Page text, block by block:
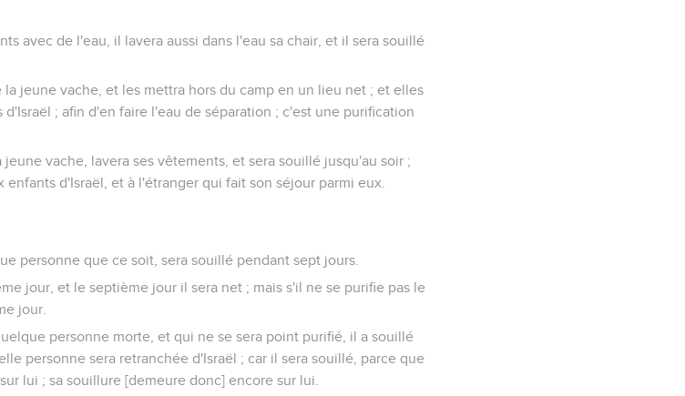
avec de l'eau, il lavera aussi dans l'eau sa chair, et il sera souillé
la jeune vache, et les mettra hors du camp en un lieu net ; et elles
; afin d'en faire l'eau de séparation ; c'est une purification
vache, lavera ses vêtements, et sera souillé jusqu'au soir ;
d'Israël, et à l'étranger qui fait son séjour parmi eux.
personne que ce soit, sera souillé pendant sept jours.
jour, et le septième jour il sera net ; mais s'il ne se purifie pas le
jour.
personne morte, et qui ne se sera point purifié, il a souillé
personne sera retranchée d'Israël ; car il sera souillé, parce que
lui ; sa souillure [demeure donc] encore sur lui.